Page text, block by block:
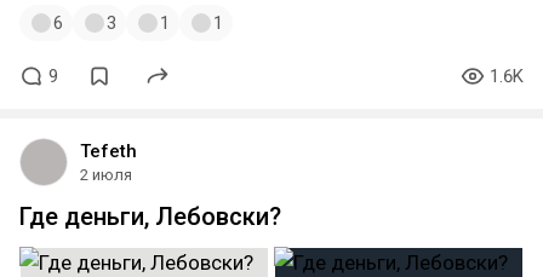
6 3 1 1
9 1.6K
Tefeth
2 июля
Где деньги, Лебовски?